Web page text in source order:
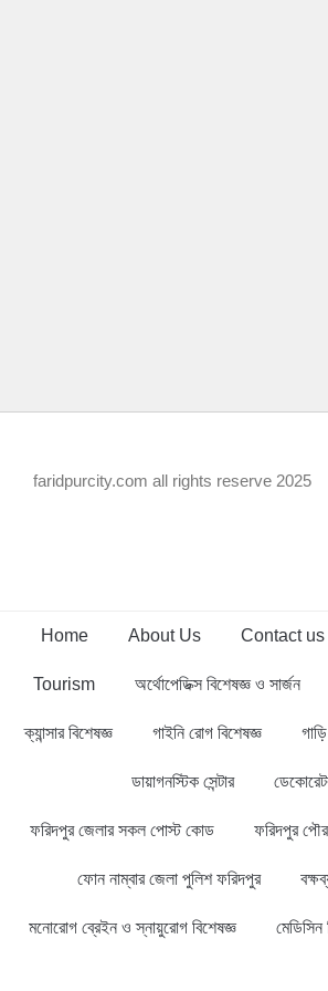
faridpurcity.com all rights reserve 2025
Home About Us Contact us
Tourism অর্থোপেডিক্স বিশেষজ্ঞ ও সার্জন
ক্যান্সার বিশেষজ্ঞ গাইনি রোগ বিশেষজ্ঞ
ডায়াগনস্টিক সেন্টার
ফরিদপুর জেলার সকল পোস্ট কোড ফরিদপুর
ফোন নাম্বার জেলা পুলিশ ফরিদপুর
মনোরোগ ব্রেইন ও স্নায়ুরোগ বিশেষজ্ঞ মেডিসিন